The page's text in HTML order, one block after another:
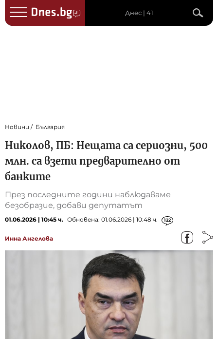
Днес | 41
Новини България
Николов, ПБ: Нещата са сериозни, 500
млн. са взети предварително от
банките
През последните години наблюдаваме
безобразие, добави депутатът
01.06.2026 | 10:45 ч. Обновена: 01.06.2026 | 10:48 ч. 122
Инна Ангелова